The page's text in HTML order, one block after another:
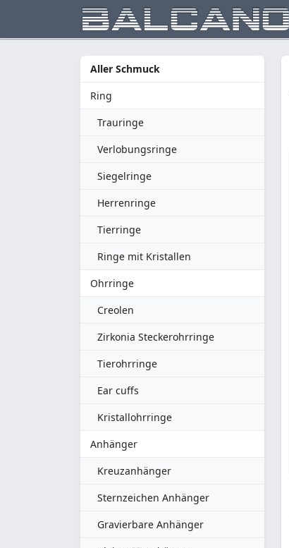
Aller Schmuck
Ring
Trauringe
Verlobungsringe
Siegelringe
Herrenringe
Tierringe
Ringe mit Kristallen
Ohrringe
Creolen
Zirkonia Steckerohrringe
Tierohrringe
Ear cuffs
Kristallohrringe
Anhänger
Kreuzanhänger
Sternzeichen Anhänger
Gravierbare Anhänger